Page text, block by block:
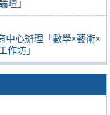
壇」
中心辦理「數學×藝術×
作坊」